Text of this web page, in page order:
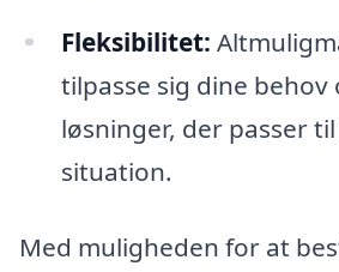
Fleksibilitet:
tilpasse sig dine behov
løsninger, der passer
situation.
Med muligheden for at